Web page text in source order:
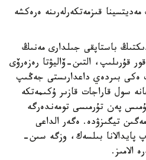
قىزمەتكەرلەرىنە ەرەكشە
باستاپقى جىلدارى مەنىڭ
قۇرىلىپ، التىن-ۆاليۋتا رەزەرۆى
ەكى بىردەي داعدارىستى جەڭىپ
سول قاراجات قازىر ۇكىمەتكە
پەن تۇرمىسى تومەندەرگە
تيگىزۋدە. ەگەر الداعى
پايدالانا بىلسەك، وزگە سىن-
الامىز.